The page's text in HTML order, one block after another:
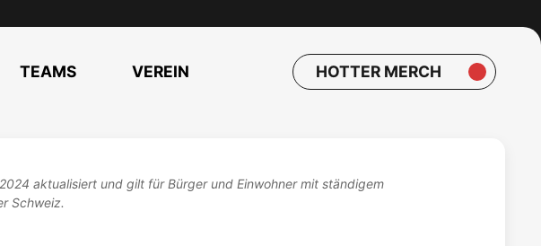
TEAMS VEREIN HOTTER MERCH
aktualisiert und gilt für Bürger und Einwohner mit ständigem
Schweiz.